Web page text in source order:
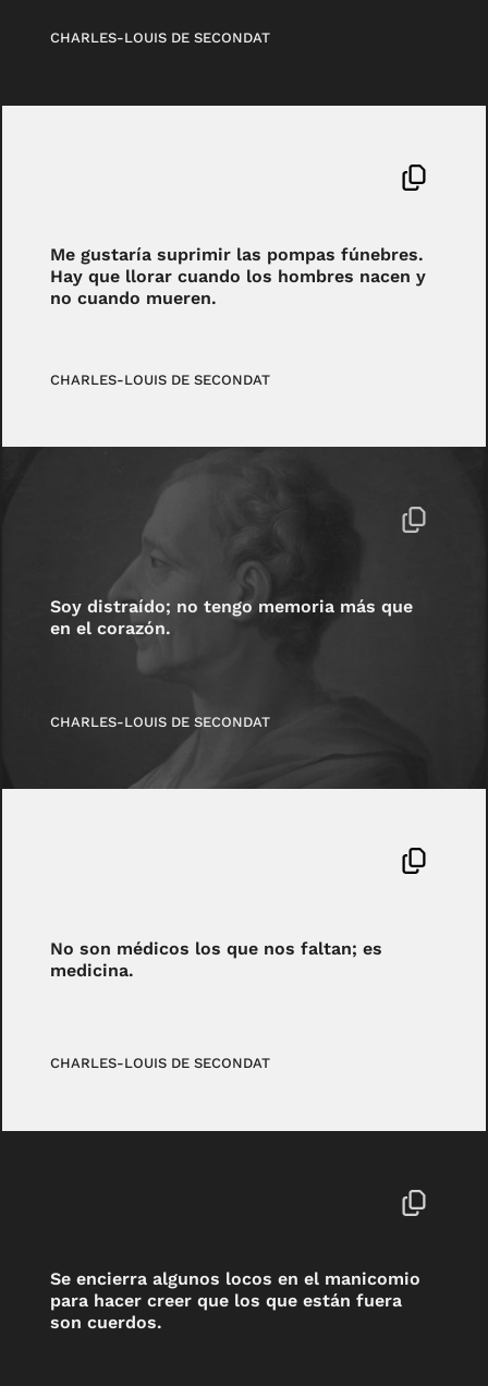
CHARLES-LOUIS DE SECONDAT
Me gustaría suprimir las pompas fúnebres.
Hay que llorar cuando los hombres nacen y
no cuando mueren.
CHARLES-LOUIS DE SECONDAT
Soy distraído; no tengo memoria más que
en el corazón.
CHARLES-LOUIS DE SECONDAT
No son médicos los que nos faltan; es
medicina.
CHARLES-LOUIS DE SECONDAT
Se encierra algunos locos en el manicomio
para hacer creer que los que están fuera
son cuerdos.